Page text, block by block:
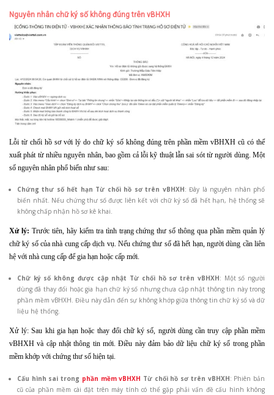
Nguyên nhân chữ ký số không đúng trên vBHXH
Lỗi từ chối hồ sơ với lý do chữ ký số không đúng trên phần mềm vBHXH cũ có thể
xuất phát từ nhiều nguyên nhân, bao gồm cả lỗi kỹ thuật lẫn sai sót từ người dùng. Một
số nguyên nhân phổ biến như sau:
Chứng thư số hết hạn Từ chối hồ sơ trên vBHXH: Đây là nguyên nhân phổ
biến nhất. Nếu chứng thư số được liên kết với chữ ký số đã hết hạn, hệ thống sẽ
không chấp nhận hồ sơ kê khai.
Xử lý: Trước tiên, hãy kiểm tra tình trạng chứng thư số thông qua phần mềm quản lý
chữ ký số của nhà cung cấp dịch vụ. Nếu chứng thư số đã hết hạn, người dùng cần liên
hệ với nhà cung cấp để gia hạn hoặc cấp mới.
Chữ ký số không được cập nhật Từ chối hồ sơ trên vBHXH: Một số người
dùng đã thay đổi hoặc gia hạn chữ ký số nhưng chưa cập nhật thông tin này trong
phần mềm vBHXH. Điều này dẫn đến sự không khớp giữa thông tin chữ ký số và dữ
liệu hệ thống.
Xử lý: Sau khi gia hạn hoặc thay đổi chữ ký số, người dùng cần truy cập phần mềm
vBHXH và cập nhật thông tin mới. Điều này đảm bảo dữ liệu chữ ký số trong phần
mềm khớp với chứng thư số hiện tại.
Cấu hình sai trong phần mềm vBHXH Từ chối hồ sơ trên vBHXH: Phiên bản
cũ của phần mềm cài đặt trên máy tính có thể gặp phải vấn đề cấu hình không